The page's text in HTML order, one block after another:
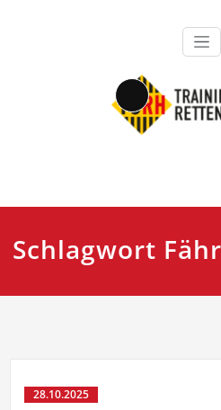
Lange
TCRH
und
Schlagwort
28.10.2025